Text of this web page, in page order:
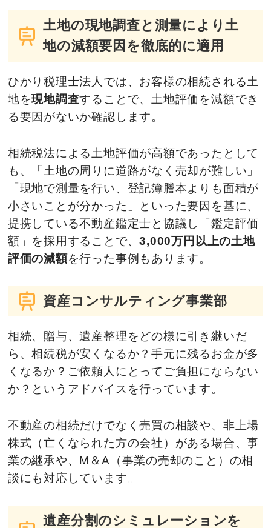
土地の現地調査と測量により土
地の減額要因を徹底的に適用
ひかり税理士法人では、お客様の相続される土
地を現地調査することで、土地評価を減額でき
る要因がないか確認します。
相続税法による土地評価が高額であったとして
も、「土地の周りに道路がなく売却が難しい」
「現地で測量を行い、登記簿謄本よりも面積が
小さいことが分かった」といった要因を基に、
提携している不動産鑑定士と協議し「鑑定評価
額」を採用することで、3,000万円以上の土地
評価の減額を行った事例もあります。
資産コンサルティング事業部
相続、贈与、遺産整理をどの様に引き継いだ
ら、相続税が安くなるか？手元に残るお金が多
くなるか？ご依頼人にとってご負担にならない
か？というアドバイスを行っています。
不動産の相続だけでなく売買の相談や、非上場
株式（亡くなられた方の会社）がある場合、事
業の継承や、M＆A（事業の売却のこと）の相
談にも対応しています。
遺産分割のシミュレーションを
ヨコに動かせます
ヨコに動かせます
ヨコに動かせます